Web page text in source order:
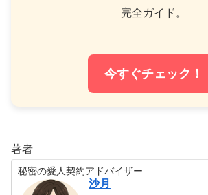
完全ガイド。
今すぐチェック！
著者
秘密の愛人契約アドバイザー
沙月